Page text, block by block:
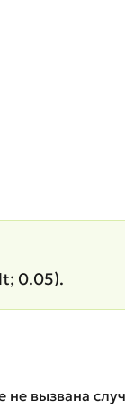
0.05).
вызвана